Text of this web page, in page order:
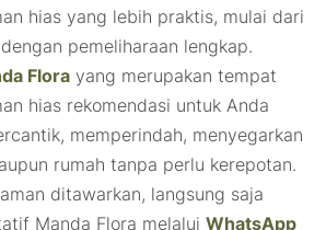
hias yang lebih praktis, mulai dari
pemeliharaan lengkap.
Flora yang merupakan tempat
hias rekomendasi untuk Anda
memperindah, menyegarkan
rumah tanpa perlu kerepotan.
ditawarkan, langsung saja
Manda Flora melaluiWhatsApp